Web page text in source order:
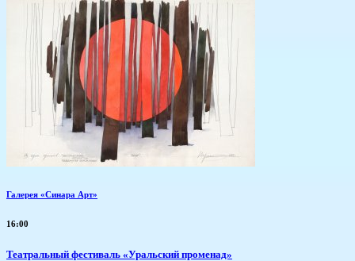
Галерея «Синара Арт»
16:00
Театральный фестиваль «Уральский променад»